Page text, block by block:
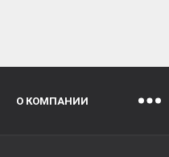
О КОМПАНИИ